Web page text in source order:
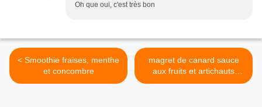
Oh que oui, c'est très bon
< Smoothie fraises, menthe
et concombre
magret de canard sauce
aux fruits et artichauts
poivrade >